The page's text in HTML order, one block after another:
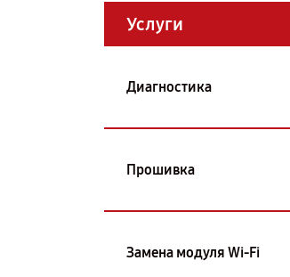
Услуги
Диагностика
Прошивка
Замена модуля Wi-Fi